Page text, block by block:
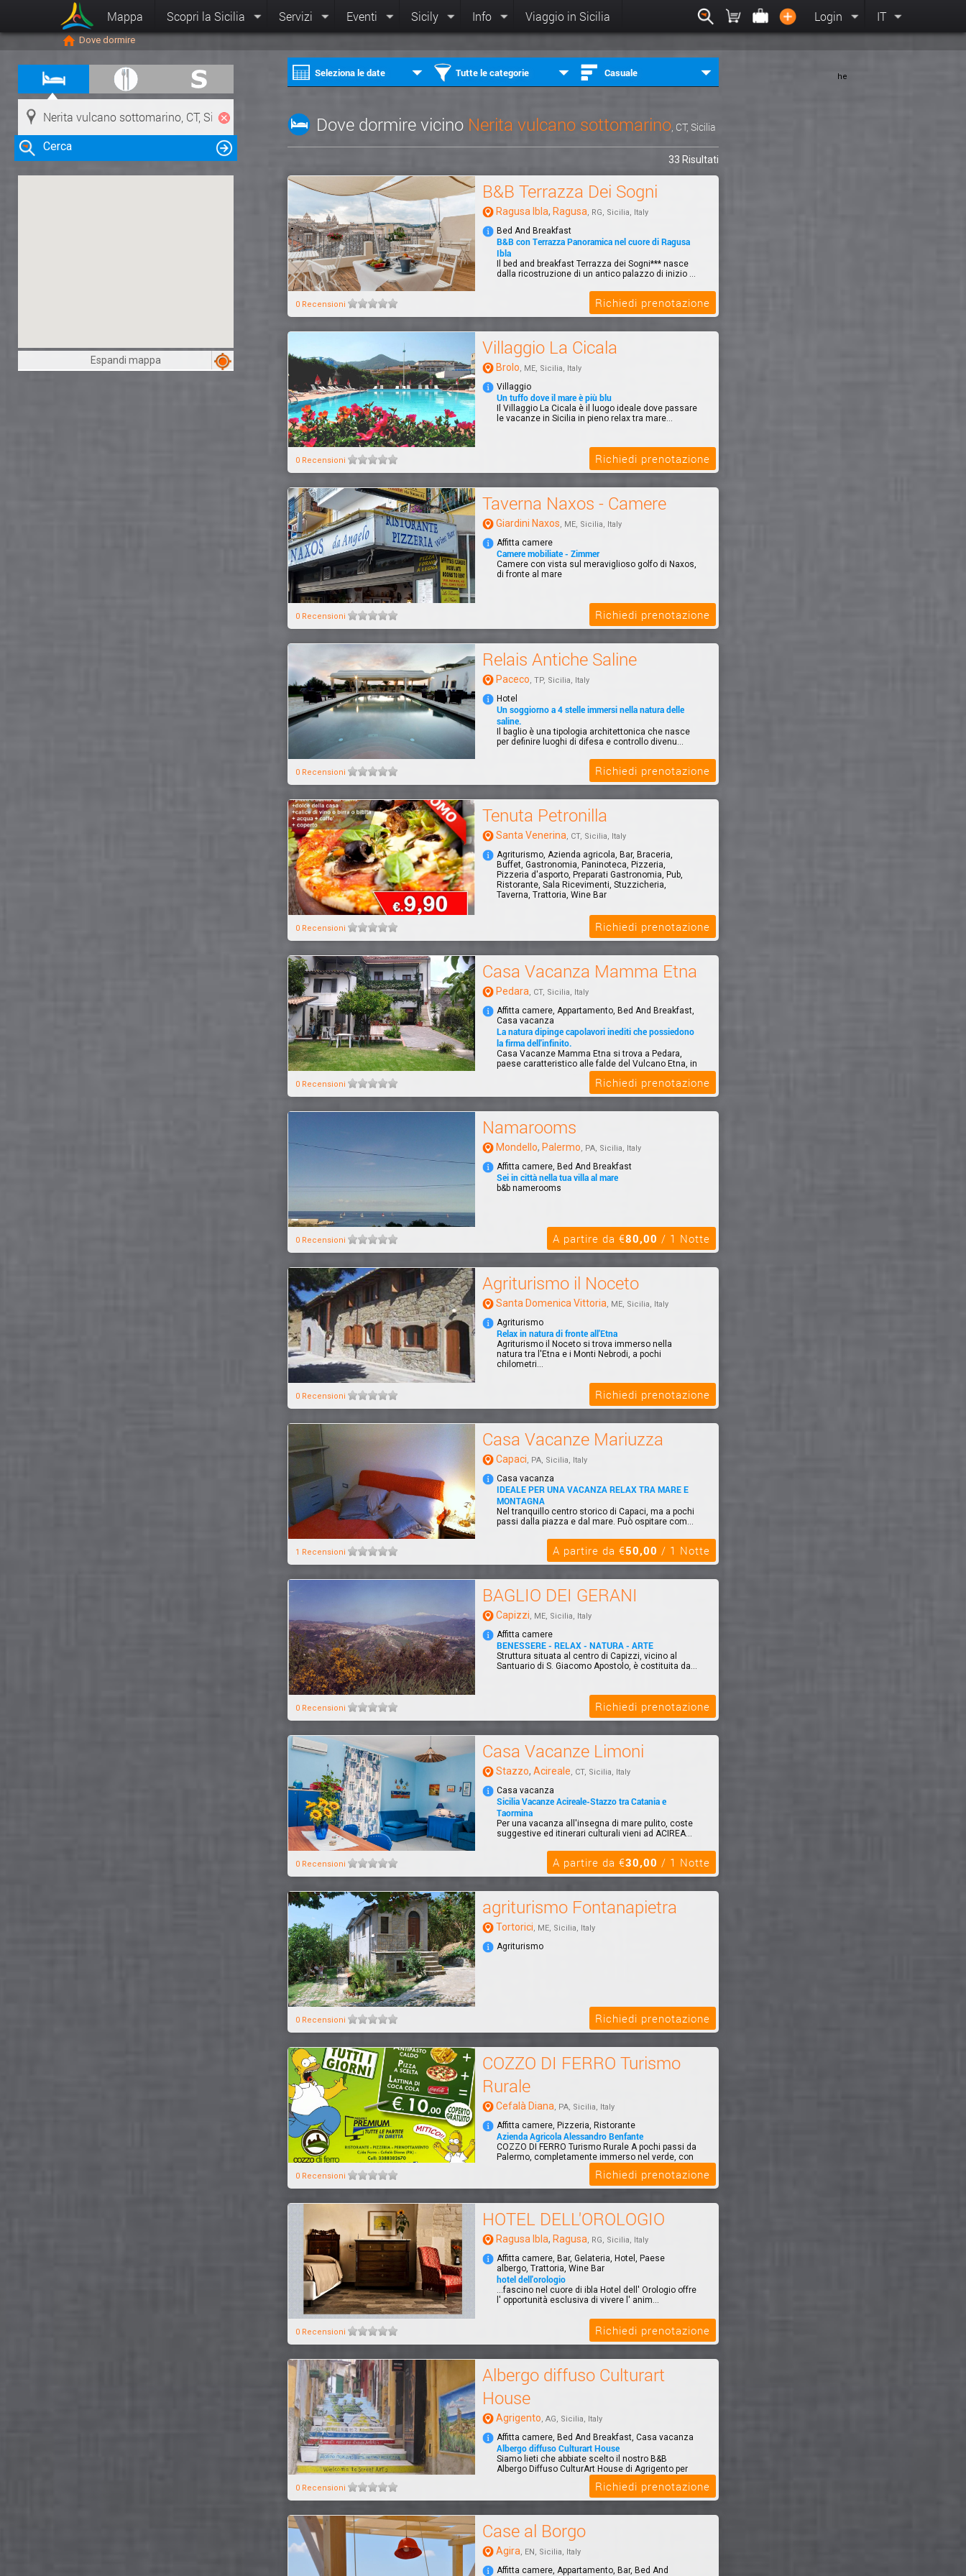
Mappa Scopri la Sicilia Servizi Eventi Sicily Info Viaggio in Sicilia Login IT
Dove dormire
Cerca
Espandi mappa
Seleziona le date Tutte le categorie Casuale
Dove dormire vicino Nerita vulcano sottomarino , CT, Sicilia
33 Risultati
B&B Terrazza Dei Sogni
Ragusa Ibla, Ragusa, RG, Sicilia, Italy
Bed And Breakfast
B&B con Terrazza Panoramica nel cuore di Ragusa
Ibla
Il bed and breakfast Terrazza dei Sogni*** nasce
dalla ricostruzione di un antico palazzo di inizio ...
0 Recensioni Richiedi prenotazione
Villaggio La Cicala
Brolo, ME, Sicilia, Italy
Villaggio
Un tuffo dove il mare è più blu
Il Villaggio La Cicala è il luogo ideale dove passare
le vacanze in Sicilia in pieno relax tra mare...
0 Recensioni Richiedi prenotazione
Taverna Naxos - Camere
Giardini Naxos, ME, Sicilia, Italy
Affitta camere
Camere mobiliate - Zimmer
Camere con vista sul meraviglioso golfo di Naxos,
di fronte al mare
0 Recensioni Richiedi prenotazione
Relais Antiche Saline
Paceco, TP, Sicilia, Italy
Hotel
Un soggiorno a 4 stelle immersi nella natura delle
saline.
Il baglio è una tipologia architettonica che nasce
per definire luoghi di difesa e controllo divenu...
0 Recensioni Richiedi prenotazione
Tenuta Petronilla
Santa Venerina, CT, Sicilia, Italy
Agriturismo, Azienda agricola, Bar, Braceria,
Buffet, Gastronomia, Paninoteca, Pizzeria,
Pizzeria d'asporto, Preparati Gastronomia, Pub,
Ristorante, Sala Ricevimenti, Stuzzicheria,
Taverna, Trattoria, Wine Bar
0 Recensioni Richiedi prenotazione
Casa Vacanza Mamma Etna
Pedara, CT, Sicilia, Italy
Affitta camere, Appartamento, Bed And Breakfast,
Casa vacanza
La natura dipinge capolavori inediti che possiedono
la firma dell'infinito.
Casa Vacanze Mamma Etna si trova a Pedara,
paese caratteristico alle falde del Vulcano Etna, in
0 Recensioni Richiedi prenotazione
Namarooms
Mondello, Palermo, PA, Sicilia, Italy
Affitta camere, Bed And Breakfast
Sei in città nella tua villa al mare
b&b namerooms
0 Recensioni A partire da €80,00 / 1 Notte
Agriturismo il Noceto
Santa Domenica Vittoria, ME, Sicilia, Italy
Agriturismo
Relax in natura di fronte all'Etna
Agriturismo il Noceto si trova immerso nella
natura tra l'Etna e i Monti Nebrodi, a pochi
chilometri...
0 Recensioni Richiedi prenotazione
Casa Vacanze Mariuzza
Capaci, PA, Sicilia, Italy
Casa vacanza
IDEALE PER UNA VACANZA RELAX TRA MARE E
MONTAGNA
Nel tranquillo centro storico di Capaci, ma a pochi
passi dalla piazza e dal mare. Può ospitare com...
1 Recensioni A partire da €50,00 / 1 Notte
BAGLIO DEI GERANI
Capizzi, ME, Sicilia, Italy
Affitta camere
BENESSERE - RELAX - NATURA - ARTE
Struttura situata al centro di Capizzi, vicino al
Santuario di S. Giacomo Apostolo, è costituita da...
0 Recensioni Richiedi prenotazione
Casa Vacanze Limoni
Stazzo, Acireale, CT, Sicilia, Italy
Casa vacanza
Sicilia Vacanze Acireale-Stazzo tra Catania e
Taormina
Per una vacanza all'insegna di mare pulito, coste
suggestive ed itinerari culturali vieni ad ACIREA...
0 Recensioni A partire da €30,00 / 1 Notte
agriturismo Fontanapietra
Tortorici, ME, Sicilia, Italy
Agriturismo
0 Recensioni Richiedi prenotazione
COZZO DI FERRO Turismo
Rurale
Cefalà Diana, PA, Sicilia, Italy
Affitta camere, Pizzeria, Ristorante
Azienda Agricola Alessandro Benfante
COZZO DI FERRO Turismo Rurale A pochi passi da
Palermo, completamente immerso nel verde, con
0 Recensioni Richiedi prenotazione
HOTEL DELL'OROLOGIO
Ragusa Ibla, Ragusa, RG, Sicilia, Italy
Affitta camere, Bar, Gelateria, Hotel, Paese
albergo, Trattoria, Wine Bar
hotel dell'orologio
...fascino nel cuore di ibla Hotel dell' Orologio offre
l' opportunità esclusiva di vivere l' anim...
0 Recensioni Richiedi prenotazione
Albergo diffuso Culturart
House
Agrigento, AG, Sicilia, Italy
Affitta camere, Bed And Breakfast, Casa vacanza
Albergo diffuso Culturart House
Siamo lieti che abbiate scelto il nostro B&B
Albergo Diffuso CulturArt House di Agrigento per
0 Recensioni Richiedi prenotazione
Case al Borgo
Agira, EN, Sicilia, Italy
Affitta camere, Appartamento, Bar, Bed And
he